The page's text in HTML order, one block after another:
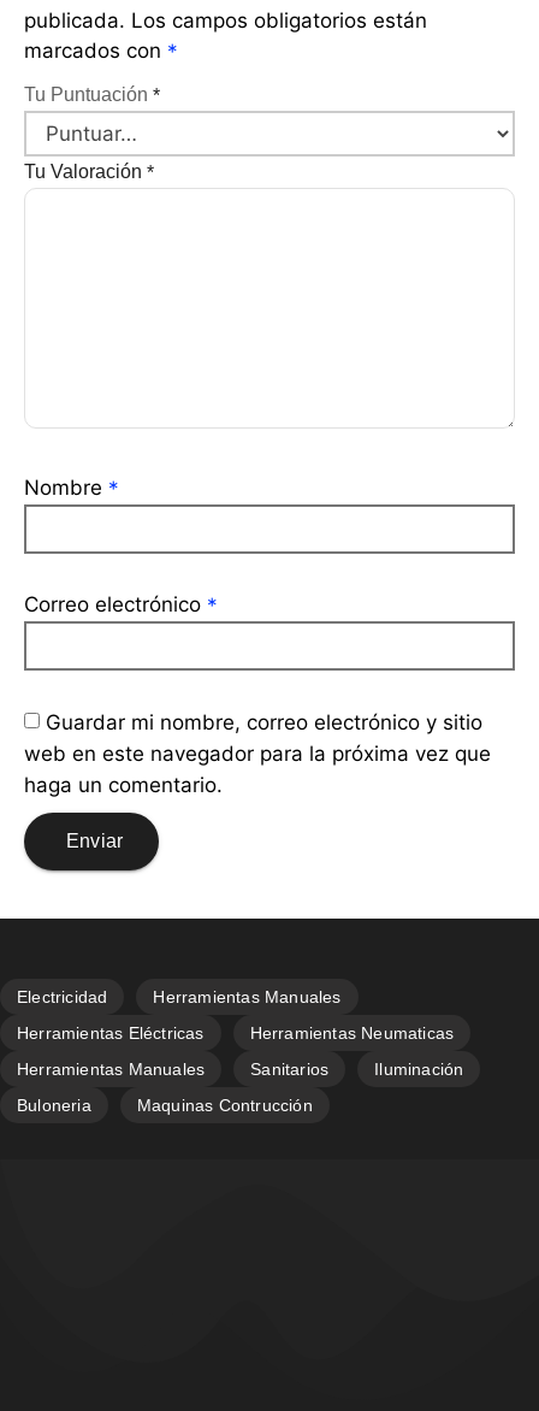
publicada. Los campos obligatorios están
marcados con *
Tu Puntuación *
Tu Valoración *
Nombre *
Correo electrónico *
Guardar mi nombre, correo electrónico y sitio
web en este navegador para la próxima vez que
haga un comentario.